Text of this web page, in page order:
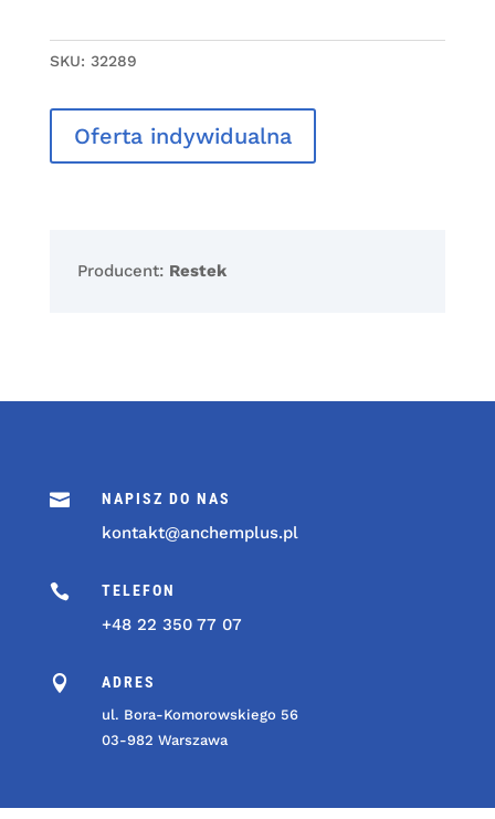
SKU: 32289
Oferta indywidualna
Producent: Restek
 NAPISZ DO NAS
kontakt@anchemplus.pl
 TELEFON
+48 22 350 77 07
 ADRES
ul. Bora-Komorowskiego 56
03-982 Warszawa